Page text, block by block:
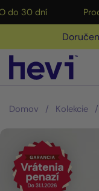
Preskočiť na obsah
30 dní
Domov / Kolekcie /